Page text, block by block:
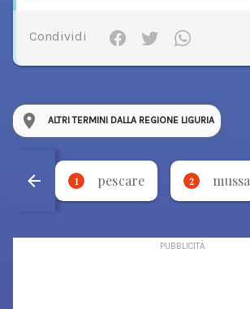
Condividi
ALTRI TERMINI DALLA REGIONE LIGURIA
1 pescare 2 mussa